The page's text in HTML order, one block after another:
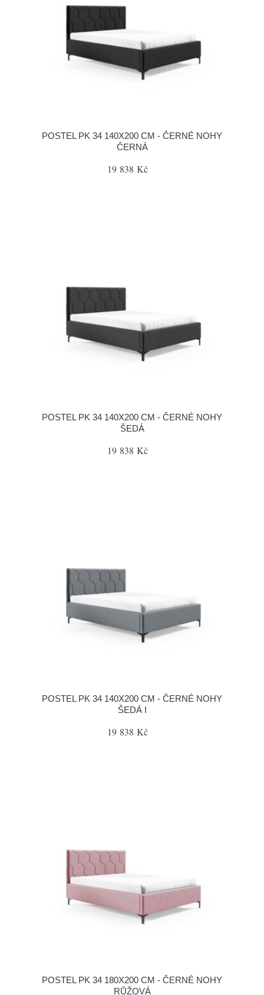
POSTEL PK 34 140X200 CM - ČERNÉ NOHY
ČERNÁ
19 838 Kč
POSTEL PK 34 140X200 CM - ČERNÉ NOHY
ŠEDÁ
19 838 Kč
POSTEL PK 34 140X200 CM - ČERNÉ NOHY
ŠEDÁ I
19 838 Kč
POSTEL PK 34 180X200 CM - ČERNÉ NOHY
RŮŽOVÁ